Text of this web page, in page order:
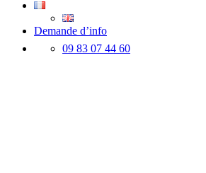
Demande d’info
09 83 07 44 60